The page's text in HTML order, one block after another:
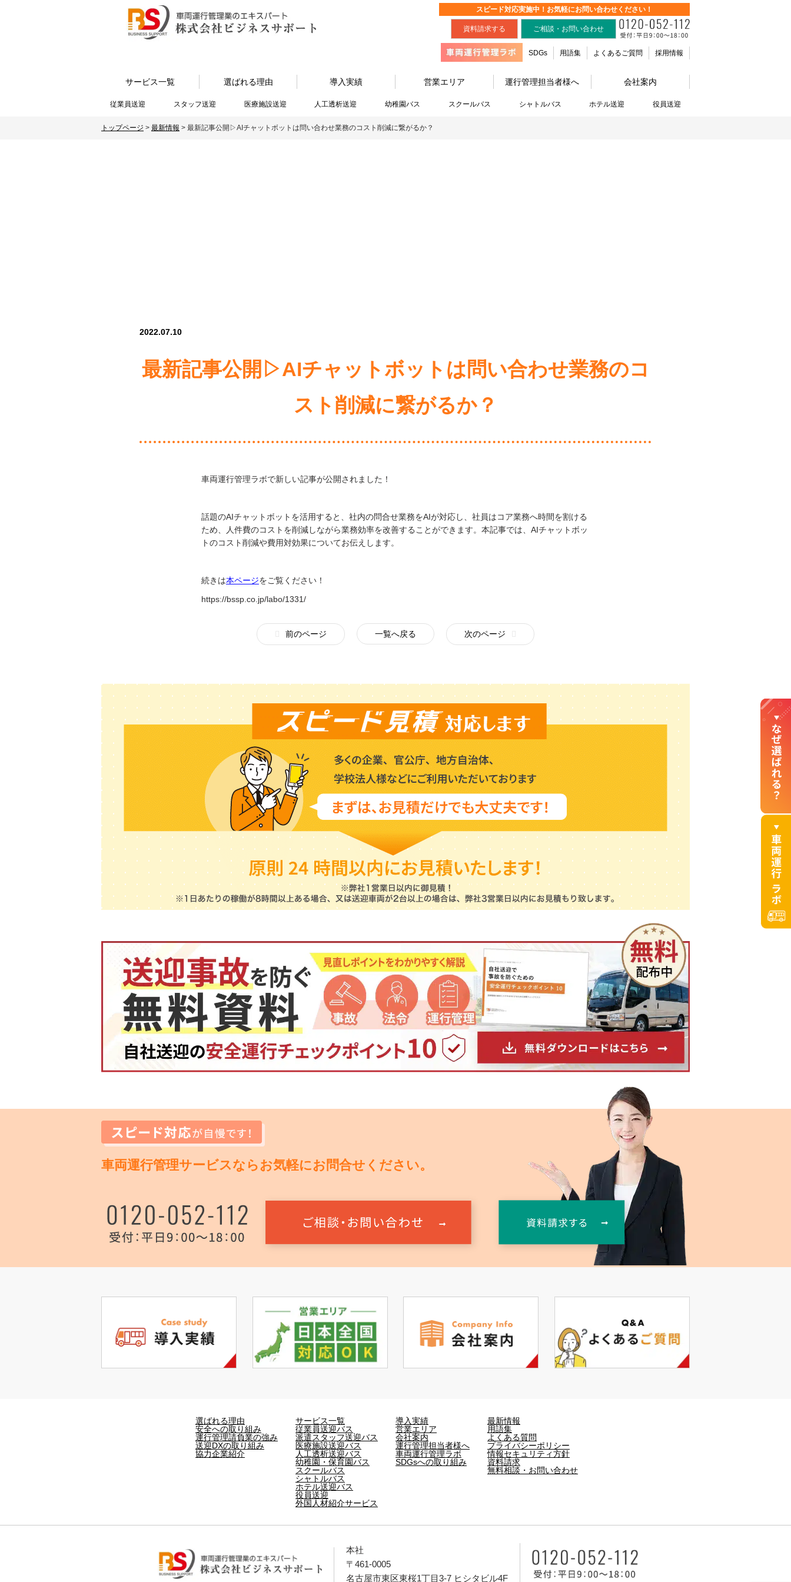
スピード対応実施中！お気軽にお問い合わせください！
資料請求する ご相談・お問い合わせ
SDGs 用語集 よくあるご質問 採用情報
サービス一覧 選ばれる理由 導入実績 営業エリア 運行管理担当者様へ 会社案内
従業員送迎 スタッフ送迎 医療施設送迎 人工透析送迎 幼稚園バス スクールバス シャトルバス ホテル送迎 役員送迎
トップページ > 最新情報 > 最新記事公開▷AIチャットボットは問い合わせ業務のコスト削減に繋がるか？
2022.07.10
最新記事公開▷AIチャットボットは問い合わせ業務のコ
スト削減に繋がるか？
車両運行管理ラボで新しい記事が公開されました！
話題のAIチャットボットを活用すると、社内の問合せ業務をAIが対応し、社員はコア業務へ時間を割ける
ため、人件費のコストを削減しながら業務効率を改善することができます。本記事では、AIチャットボッ
トのコスト削減や費用対効果についてお伝えします。
続きは本ページをご覧ください！
https://bssp.co.jp/labo/1331/
前のページ 一覧へ戻る 次のページ
車両運行管理サービスならお気軽にお問合せください。
選ばれる理由
安全への取り組み
運行管理請負業の強み
送迎DXの取り組み
協力企業紹介
サービス一覧
従業員送迎バス
派遣スタッフ送迎バス
医療施設送迎バス
人工透析送迎バス
幼稚園・保育園バス
スクールバス
シャトルバス
ホテル送迎バス
役員送迎
外国人材紹介サービス
導入実績
営業エリア
会社案内
運行管理担当者様へ
車両運行管理ラボ
SDGsへの取り組み
最新情報
用語集
よくある質問
プライバシーポリシー
情報セキュリティ方針
資料請求
無料相談・お問い合わせ
本社
〒461-0005
名古屋市東区東桜1丁目3-7 ヒシタビル4F